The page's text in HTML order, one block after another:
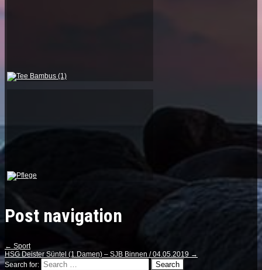
Post navigation
← Sport
HSG Deister Süntel (1.Damen) – SJB Binnen / 04.05.2019 →
Search for: